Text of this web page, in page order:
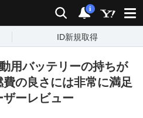
検索 通知
i
ID新規取得
用バッテリーの持ちが
の良さには非常に満足
ザーレビュー